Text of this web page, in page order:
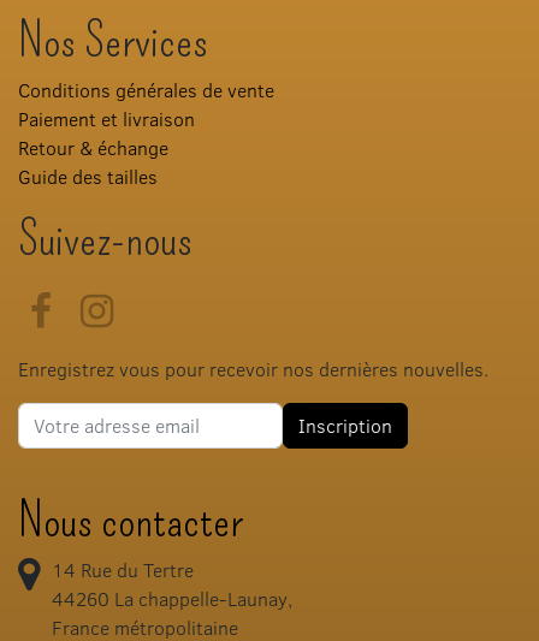
Nos Services
Conditions générales de vente
Paiement et livraison
Retour & échange
Guide des tailles
Suivez-nous
FacebookInstagram
Enregistrez vous pour recevoir nos dernières nouvelles.
Adresse e-mail
Inscription
Nous contacter
14 Rue du Tertre
44260 La chappelle-Launay,
France métropolitaine